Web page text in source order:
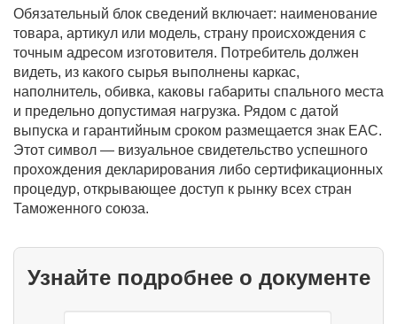
Обязательный блок сведений включает: наименование
товара, артикул или модель, страну происхождения с
точным адресом изготовителя. Потребитель должен
видеть, из какого сырья выполнены каркас,
наполнитель, обивка, каковы габариты спального места
и предельно допустимая нагрузка. Рядом с датой
выпуска и гарантийным сроком размещается знак ЕАС.
Этот символ — визуальное свидетельство успешного
прохождения декларирования либо сертификационных
процедур, открывающее доступ к рынку всех стран
Таможенного союза.
Узнайте подробнее о документе